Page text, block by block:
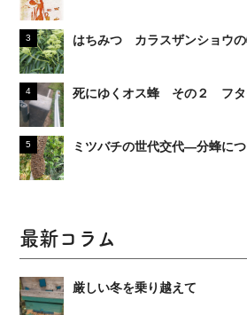
はちみつ カラスザンショウ
死にゆくオス蜂 その２ フタ
ミツバチの世代交代―分蜂に
最新コラム
厳しい冬を乗り越えて